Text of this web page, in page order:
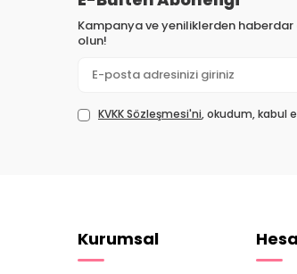
Kampanya ve yeniliklerden
olun!
KVKK Sözleşmesi'ni, okudum, kabul
Kurumsal